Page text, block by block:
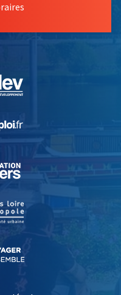
, Ouvre une nouvelle
, Ouvre une nouvelle